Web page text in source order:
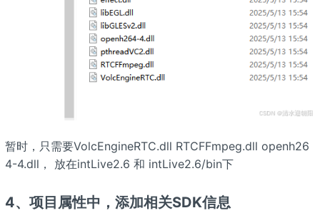
暂时，只需要VolcEngineRTC.dll RTCFFmpeg.dll openh26
4-4.dll， 放在intLive2.6 和 intLive2.6/bin下
4、项目属性中，添加相关SDK信息